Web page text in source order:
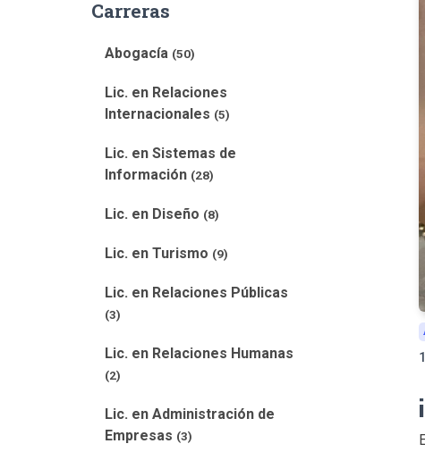
Carreras
Abogacía (50)
Lic. en Relaciones
Internacionales (5)
Lic. en Sistemas de
Información (28)
Lic. en Diseño (8)
Lic. en Turismo (9)
Lic. en Relaciones Públicas
(3)
Lic. en Relaciones Humanas
(2)
Lic. en Administración de
Empresas (3)